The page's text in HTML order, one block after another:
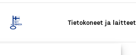
Tietokoneet ja laitteet